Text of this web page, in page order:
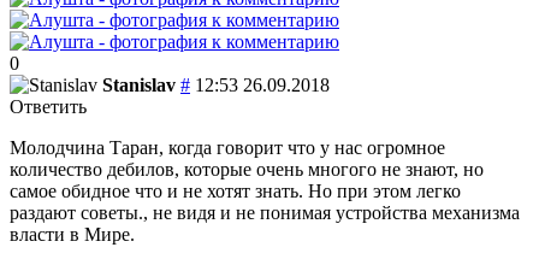
0
Stanislav # 12:53 26.09.2018
Ответить
Молодчина Таран, когда говорит что у нас огромное
количество дебилов, которые очень многого не знают, но
самое обидное что и не хотят знать. Но при этом легко
раздают советы., не видя и не понимая устройства механизма
власти в Мире.